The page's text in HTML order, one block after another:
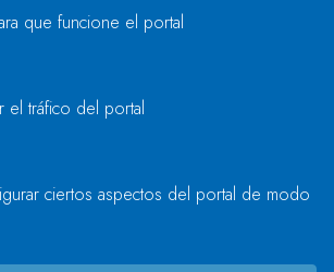
error al cargar el campo
que funcione el portal
el tráfico del portal
ciertos aspectos del portal de modo